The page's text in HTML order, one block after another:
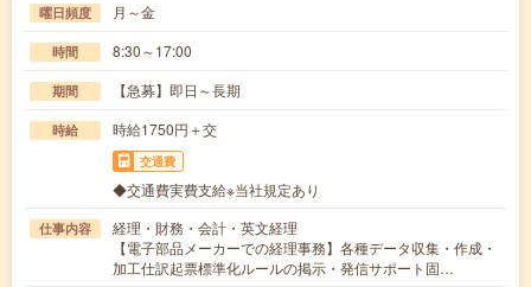
曜日頻度 月～金
時間 8:30～17:00
期間 【急募】即日～長期
時給 時給1750円＋交
交通費
◆交通費実費支給※当社規定あり
仕事内容
経理・財務・会計・英文経理
【電子部品メーカーでの経理事務】各種データ収集・作成・
加工仕訳起票標準化ルールの掲示・発信サポート固…